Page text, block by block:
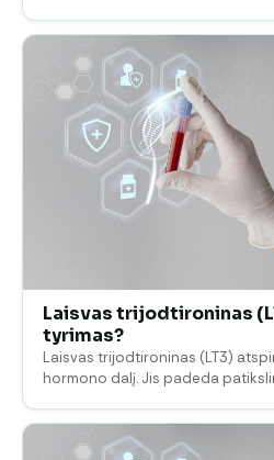
Laisvas trijodtironinas
tyrimas?
Laisvas trijodtironinas (LT3)
hormono dalį. Jis padeda